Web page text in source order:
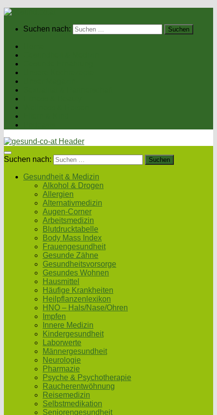
Suchen nach:
Suchen nach:
Gesundheit & Medizin
Alkohol & Drogen
Allergien
Alternativmedizin
Augen-Corner
Arbeitsmedizin
Blutdrucktabelle
Body Mass Index
Frauengesundheit
Gesunde Zähne
Gesundheitsvorsorge
Gesundes Wohnen
Hausmittel
Häufige Krankheiten
Heilpflanzenlexikon
HNO – Hals/Nase/Ohren
Impfen
Innere Medizin
Kindergesundheit
Laborwerte
Männergesundheit
Neurologie
Pharmazie
Psyche & Psychotherapie
Raucherentwöhnung
Reisemedizin
Selbstmedikation
Seniorengesundheit